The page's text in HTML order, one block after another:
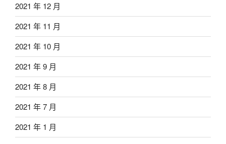
2021 年 12 月
2021 年 11 月
2021 年 10 月
2021 年 9 月
2021 年 8 月
2021 年 7 月
2021 年 1 月